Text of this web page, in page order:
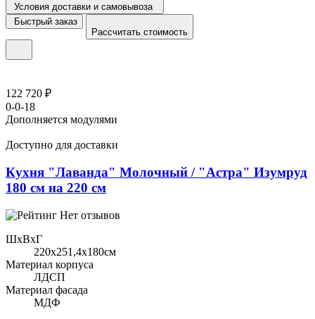
Условия доставки и самовывоза
Быстрый заказ
Рассчитать стоимость
122 720 ₽
0-0-18
Дополняется модулями
Доступно для доставки
Кухня "Лаванда" Молочный / "Астра" Изумруд
180 см на 220 см
Нет отзывов
ШхВхГ
220x251,4х180см
Материал корпуса
ЛДСП
Материал фасада
МДФ